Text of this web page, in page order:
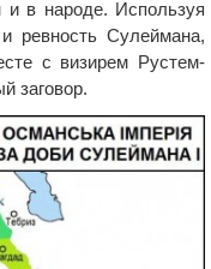
в народе. Используя
ревность Сулеймана,
с визирем Рустем-
заговор.